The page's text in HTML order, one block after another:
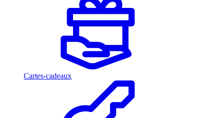
Cartes-cadeaux